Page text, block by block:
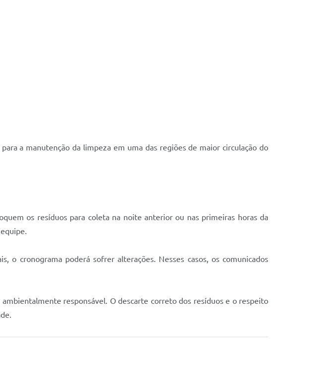
a manutenção da limpeza em uma das regiões de maior circulação do
os resíduos para coleta na noite anterior ou nas primeiras horas da
o cronograma poderá sofrer alterações. Nesses casos, os comunicados
responsável. O descarte correto dos resíduos e o respeito